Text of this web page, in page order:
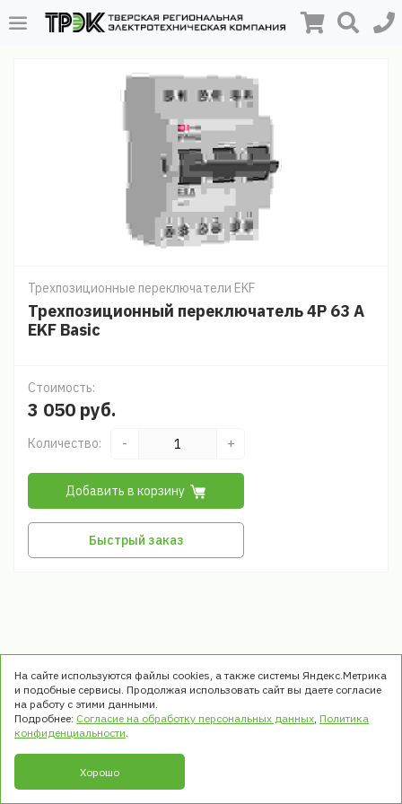
Трехпозиционные переключатели EKF
Трехпозиционный переключатель 4P 63 A
EKF Basic
Стоимость:
3 050 руб.
Количество: - +
Добавить в корзину
Быстрый заказ
© ООО «ТРЭК». Все права защищены
На сайте используются файлы cookies, а также системы Яндекс.Метрика
и подобные сервисы. Продолжая использовать сайт вы даете согласие
на работу с этими данными.
Подробнее: Согласие на обработку персональных данных, Политика
конфиденциальности.
Хорошо